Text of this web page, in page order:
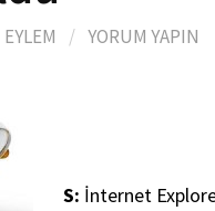
EYLEM / YORUM YAPIN
S: İnternet